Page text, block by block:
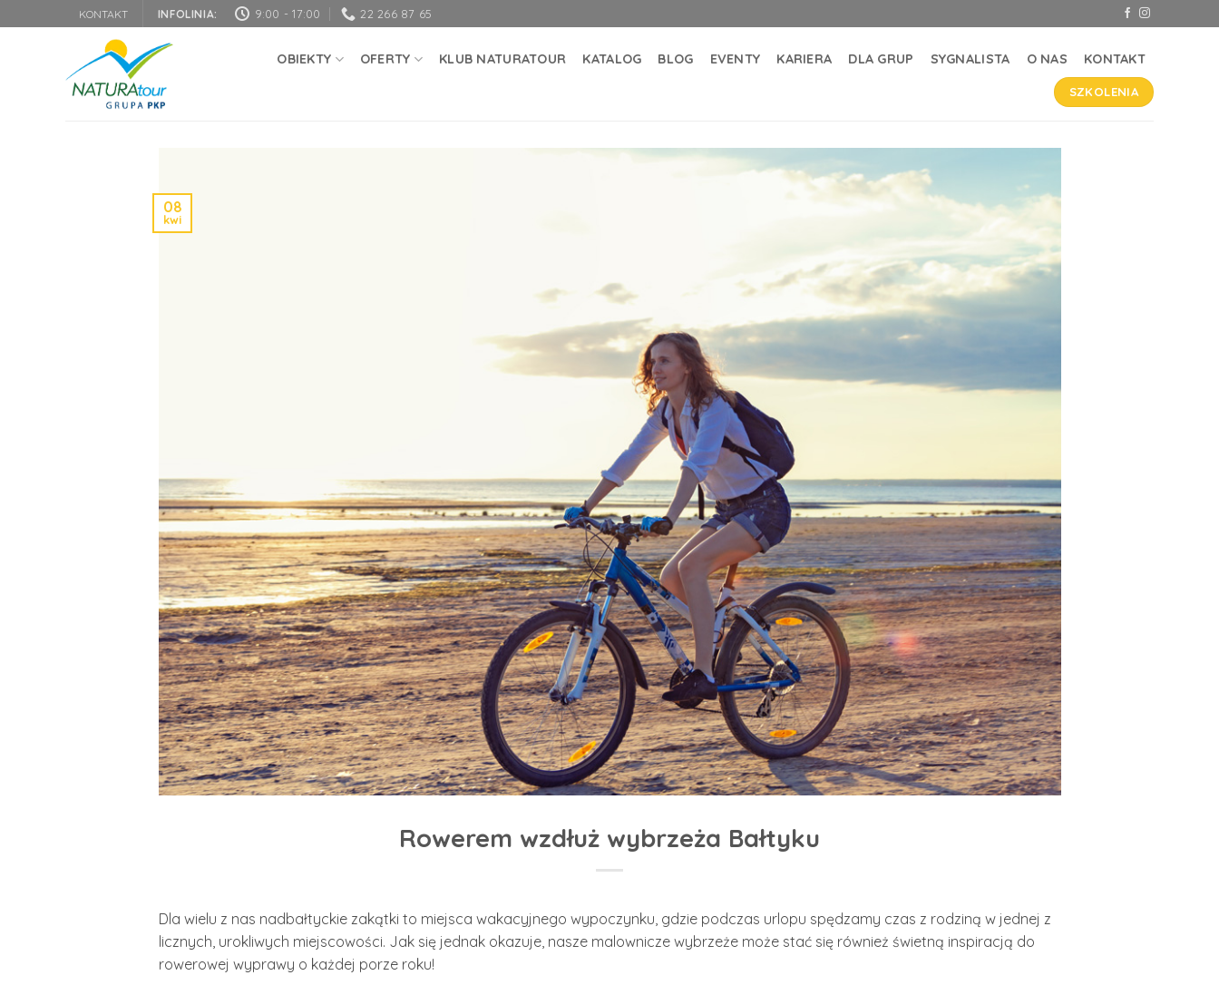
KONTAKT INFOLINIA: 9:00 - 17:00 22 266 87 65
OBIEKTY OFERTY KLUB NATURATOUR KATALOG BLOG EVENTY KARIERA DLA GRUP SYGNALISTA O NAS KONTAKT
SZKOLENIA
Rowerem wzdłuż wybrzeża Bałtyku
08
kwi
Dla wielu z nas nadbałtyckie zakątki to miejsca wakacyjnego wypoczynku, gdzie podczas urlopu spędzamy czas z rodziną w jednej z
licznych, urokliwych miejscowości. Jak się jednak okazuje, nasze malownicze wybrzeże może stać się również świetną inspiracją do
rowerowej wyprawy o każdej porze roku!